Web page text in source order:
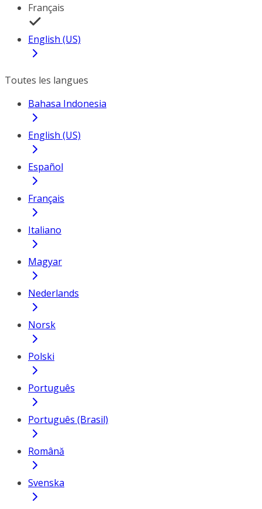
Français
English (US)
Toutes les langues
Bahasa Indonesia
English (US)
Español
Français
Italiano
Magyar
Nederlands
Norsk
Polski
Português
Português (Brasil)
Română
Svenska